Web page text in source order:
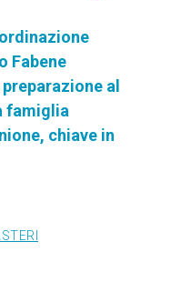
Fabene
al
famiglia
chiave in